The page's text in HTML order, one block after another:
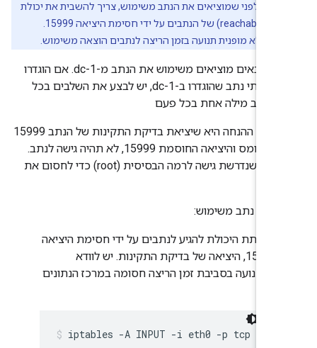
לפני שמוציאים את הנתב משימוש, צריך להשבית את יכולת
ההגעה (reachability) של הנתבים על ידי חסימת היציאה 15999.
שלא מופנית תנועה בזמן הריצה לנתבים הוצאה משימוש.
השלבים הבאים מוציאים משימוש את הנתב מ-dc-1. אם הוגדרו
מספר צומתי נתב שהוגדרו ב-dc-1, יש לבצע את השלבים בכל
הנתב מילה אחת בכל פעם
כאן ההנחה היא שיציאת בדיקת התקינות של הנתב 15999
מוגדרת בעומס והיציאה החוסמת 15999, לא תהיה גישה לנתב.
יכול להיות שנדרשת גישה לרמה הבסיסית (root) כדי לחסום את
נתב משימוש:
השבתת היכולת להגיע לנתבים על ידי חסימת היציאה
15999, היציאה של בדיקת התקינות. יש לוודא
שהתנועה בסביבת זמן הריצה חסומה במרכז הנתונים
iptables -A INPUT -i eth0 -p tcp --